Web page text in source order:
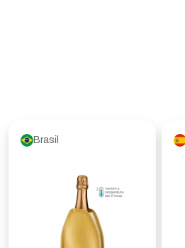
Brasil